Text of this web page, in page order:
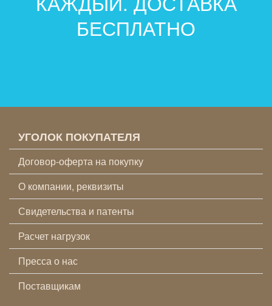
БЕСПЛАТНО
УГОЛОК ПОКУПАТЕЛЯ
Договор-оферта на покупку
О компании, реквизиты
Свидетельства и патенты
Расчет нагрузок
Пресса о нас
Поставщикам